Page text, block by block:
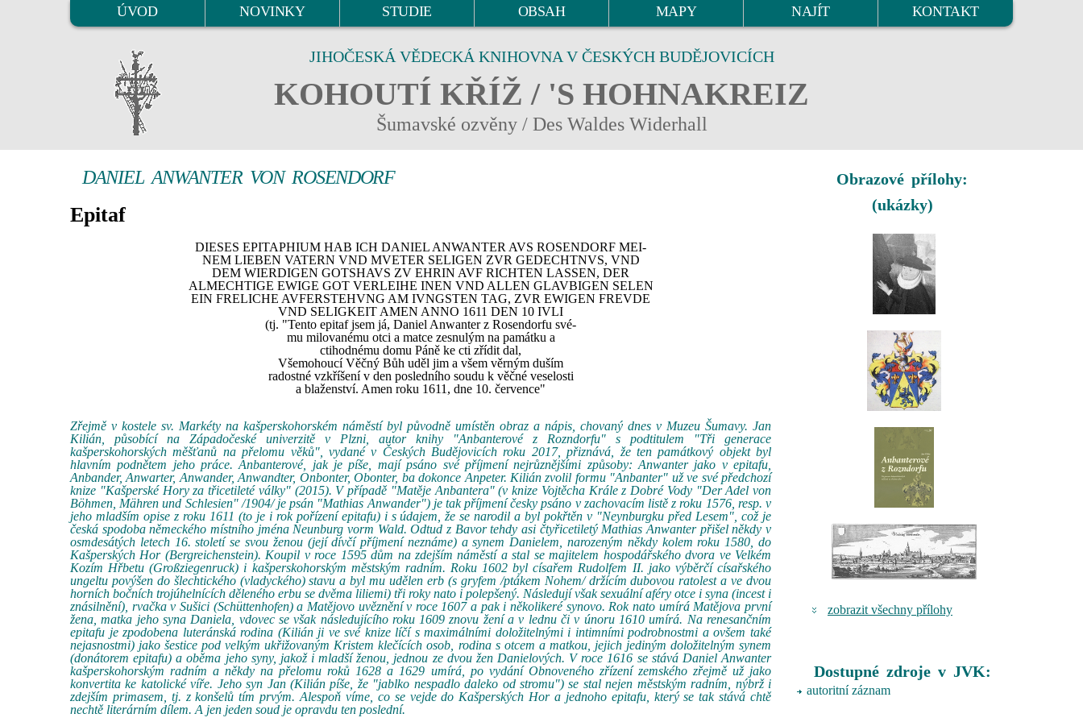
ÚVOD NOVINKY STUDIE OBSAH MAPY NAJÍT KONTAKT
JIHOČESKÁ VĚDECKÁ KNIHOVNA V ČESKÝCH BUDĚJOVICÍCH
KOHOUTÍ KŘÍŽ / 'S HOHNAKREIZ
Šumavské ozvěny / Des Waldes Widerhall
DANIEL ANWANTER VON ROSENDORF
Epitaf
DIESES EPITAPHIUM HAB ICH DANIEL ANWANTER AVS ROSENDORF MEI-
NEM LIEBEN VATERN VND MVETER SELIGEN ZVR GEDECHTNVS, VND
DEM WIERDIGEN GOTSHAVS ZV EHRIN AVF RICHTEN LASSEN, DER
ALMECHTIGE EWIGE GOT VERLEIHE INEN VND ALLEN GLAVBIGEN SELEN
EIN FRELICHE AVFERSTEHVNG AM IVNGSTEN TAG, ZVR EWIGEN FREVDE
VND SELIGKEIT AMEN ANNO 1611 DEN 10 IVLI
(tj. "Tento epitaf jsem já, Daniel Anwanter z Rosendorfu své-
mu milovanému otci a matce zesnulým na památku a
ctihodnému domu Páně ke cti zřídit dal,
Všemohoucí Věčný Bůh uděl jim a všem věrným duším
radostné vzkříšení v den posledního soudu k věčné veselosti
a blaženství. Amen roku 1611, dne 10. července"
Zřejmě v kostele sv. Markéty na kašperskohorském náměstí byl původně umístěn obraz a nápis, chovaný dnes v Muzeu Šumavy. Jan
Kilián, působící na Západočeské univerzitě v Plzni, autor knihy "Anbanterové z Rozndorfu" s podtitulem "Tři generace
kašperskohorských měšťanů na přelomu věků", vydané v Českých Budějovicích roku 2017, přiznává, že ten památkový objekt byl
hlavním podnětem jeho práce. Anbanterové, jak je píše, mají psáno své příjmení nejrůznějšími způsoby: Anwanter jako v epitafu,
Anbander, Anwarter, Anwander, Anwandter, Onbonter, Obonter, ba dokonce Anpeter. Kilián zvolil formu "Anbanter" už ve své předchozí
knize "Kašperské Hory za třicetileté války" (2015). V případě "Matěje Anbantera" (v knize Vojtěcha Krále z Dobré Vody "Der Adel von
Böhmen, Mähren und Schlesien" /1904/ je psán "Mathias Anwander") je tak příjmení česky psáno v zachovacím listě z roku 1576, resp. v
jeho mladším opise z roku 1611 (to je i rok pořízení epitafu) i s údajem, že se narodil a byl pokřtěn v "Neynburgku před Lesem", což je
česká spodoba německého místního jména Neunburg vorm Wald. Odtud z Bavor tehdy asi čtyřicetiletý Mathias Anwanter přišel někdy v
osmdesátých letech 16. století se svou ženou (její dívčí příjmení neznáme) a synem Danielem, narozeným někdy kolem roku 1580, do
Kašperských Hor (Bergreichenstein). Koupil v roce 1595 dům na zdejším náměstí a stal se majitelem hospodářského dvora ve Velkém
Kozím Hřbetu (Großziegenruck) i kašperskohorským městským radním. Roku 1602 byl císařem Rudolfem II. jako výběrčí císařského
ungeltu povýšen do šlechtického (vladyckého) stavu a byl mu udělen erb (s gryfem /ptákem Nohem/ držícím dubovou ratolest a ve dvou
horních bočních trojúhelnících děleného erbu se dvěma liliemi) tři roky nato i polepšený. Následují však sexuální aféry otce i syna (incest i
znásilnění), rvačka v Sušici (Schüttenhofen) a Matějovo uvěznění v roce 1607 a pak i několikeré synovo. Rok nato umírá Matějova první
žena, matka jeho syna Daniela, vdovec se však následujícího roku 1609 znovu žení a v lednu či v únoru 1610 umírá. Na renesančním
epitafu je zpodobena luteránská rodina (Kilián ji ve své knize líčí s maximálními doložitelnými i intimními podrobnostmi a ovšem také
nejasnostmi) jako šestice pod velkým ukřižovaným Kristem klečících osob, rodina s otcem a matkou, jejich jediným doložitelným synem
(donátorem epitafu) a oběma jeho syny, jakož i mladší ženou, jednou ze dvou žen Danielových. V roce 1616 se stává Daniel Anwanter
kašperskohorským radním a někdy na přelomu roků 1628 a 1629 umírá, po vydání Obnoveného zřízení zemského zřejmě už jako
konvertita ke katolické víře. Jeho syn Jan (Kilián píše, že "jablko nespadlo daleko od stromu") se stal nejen městským radním, nýbrž i
zdejším primasem, tj. z konšelů tím prvým. Alespoň víme, co se vejde do Kašperských Hor a jednoho epitafu, který se tak stává chtě
nechtě literárním dílem. A jen jeden soud je opravdu ten poslední.
Obrazové přílohy:
(ukázky)
zobrazit všechny přílohy
Dostupné zdroje v JVK:
autoritní záznam